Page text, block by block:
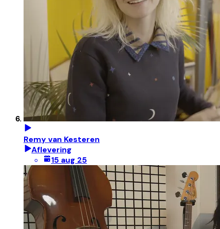
Remy van Kesteren
Aflevering
15 aug 25